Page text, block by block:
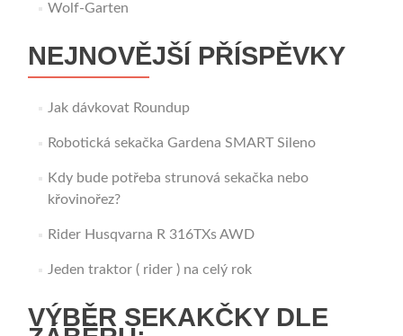
Wolf-Garten
NEJNOVĚJŠÍ PŘÍSPĚVKY
Jak dávkovat Roundup
Robotická sekačka Gardena SMART Sileno
Kdy bude potřeba strunová sekačka nebo
křovinořez?
Rider Husqvarna R 316TXs AWD
Jeden traktor ( rider ) na celý rok
VÝBĚR SEKAKČKY DLE